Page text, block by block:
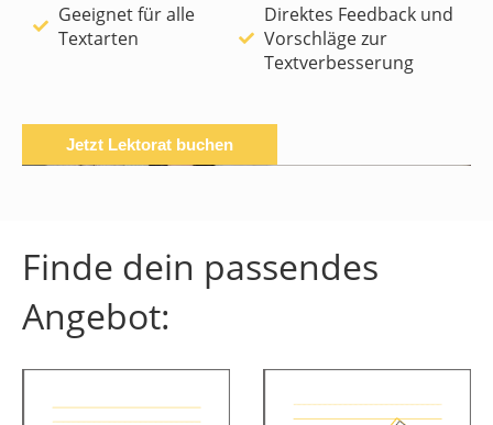
Geeignet für alle
Textarten
Direktes Feedback und
Vorschläge zur
Textverbesserung
Jetzt Lektorat buchen
Finde dein passendes
Angebot: